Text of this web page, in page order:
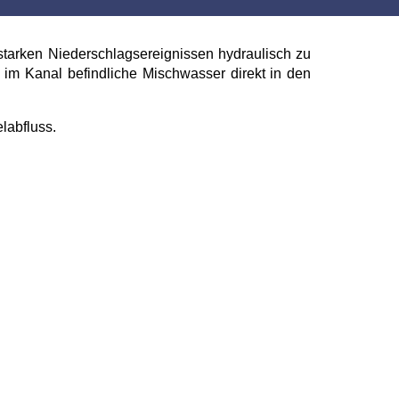
Niederschlagsereignissen hydraulisch zu
Kanal befindliche Mischwasser direkt in den